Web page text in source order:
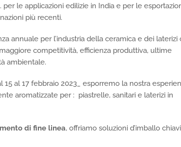
le applicazioni edilizie in India e per le
più recenti.
annuale per l’industria della ceramica e dei laterizi
competitività, efficienza produttiva, ultime
ambientale.
15 al 17 febbraio 2023_ esporremo la nostra
aromatizzate per : piastrelle, sanitari e laterizi in
di fine linea, offriamo soluzioni d’imballo